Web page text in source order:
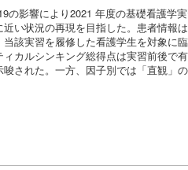
の影響により2021 年度の基礎看護学
い状況の再現を目指した。患者情
該実習を履修した看護学生を対象に
カルシンキング総得点は実習前後で
された。一方、因子別では「直観